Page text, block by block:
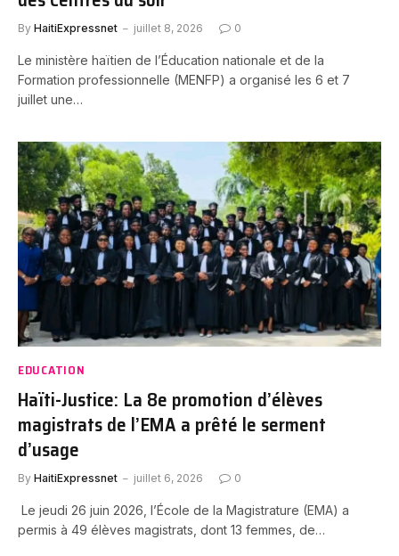
By HaitiExpressnet juillet 8, 2026 0
Le ministère haïtien de l’Éducation nationale et de la
Formation professionnelle (MENFP) a organisé les 6 et 7
juillet une…
EDUCATION
Haïti-Justice: La 8e promotion d’élèves
magistrats de l’EMA a prêté le serment
d’usage
By HaitiExpressnet juillet 6, 2026 0
Le jeudi 26 juin 2026, l’École de la Magistrature (EMA) a
permis à 49 élèves magistrats, dont 13 femmes, de…